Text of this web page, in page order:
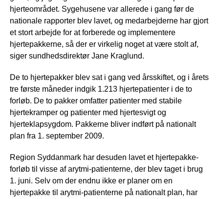
hjerteområdet. Sygehusene var allerede i gang før de
nationale rapporter blev lavet, og medarbejderne har gjort
et stort arbejde for at forberede og implementere
hjertepakkerne, så der er virkelig noget at være stolt af,
siger sundhedsdirektør Jane Kraglund.
De to hjertepakker blev sat i gang ved årsskiftet, og i årets
tre første måneder indgik 1.213 hjertepatienter i de to
forløb. De to pakker omfatter patienter med stabile
hjertekramper og patienter med hjertesvigt og
hjerteklapsygdom. Pakkerne bliver indført på nationalt
plan fra 1. september 2009.
Region Syddanmark har desuden lavet et hjertepakke-
forløb til visse af arytmi-patienterne, der blev taget i brug
1. juni. Selv om der endnu ikke er planer om en
hjertepakke til arytmi-patienterne på nationalt plan, har